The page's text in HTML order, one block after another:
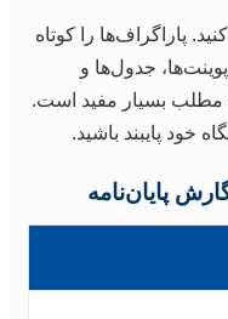
پاراگراف‌ها را کوتاه
جدول‌ها و
مطلب بسیار مفید است.
خود پایبند باشید.